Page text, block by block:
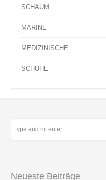
SCHAUM
MARINE
MEDIZINISCHE
SCHUHE
Neueste Beiträge